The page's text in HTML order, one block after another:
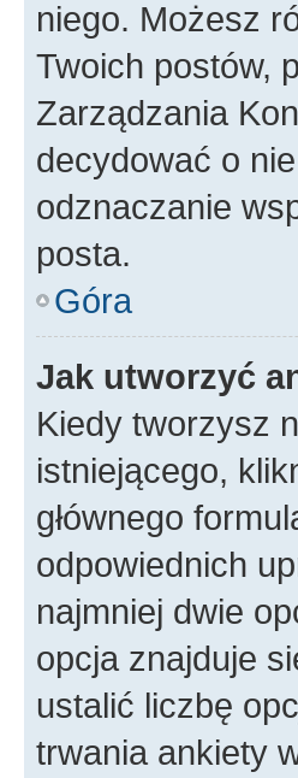
niego. Możesz
Twoich postów,
Zarządzania
decydować o
odznaczanie
posta.
Góra
Jak utworzyć
Kiedy tworzysz
istniejącego,
głównego
odpowiednich
najmniej dwie
opcja znajduje
ustalić liczbę
trwania ankiety